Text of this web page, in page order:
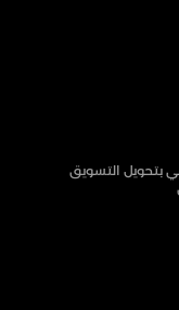
بتحويل التسويق